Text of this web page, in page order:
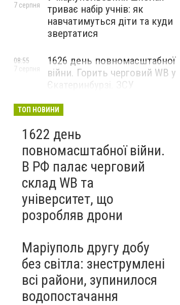
триває набір учнів: як
навчатимуться діти та куди
звертатися
7 серпня
1626 день повномасштабної
війни. Горить черговий WB у
Єкатеринбурзі. ЗСУ
Маріуполі
08:55
7 серпня
ТОП НОВИНИ
1622 день
повномасштабної війни.
В РФ палає черговий
склад WB та
університет, що
розробляв дрони
Маріуполь другу добу
без світла: знеструмлені
всі райони, зупинилося
водопостачання